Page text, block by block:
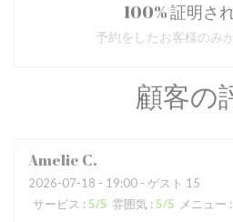
顧客の
Amelie C
2026-07-18 - 19:00 - ゲスト 15
サービス : 5/5 雰囲気 : 5/5 メニュー :
100% 証明さ
予約をしたお客様のみ